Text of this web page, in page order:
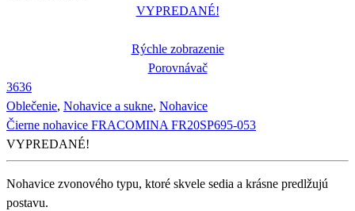
VYPREDANÉ!
Rýchle zobrazenie
Porovnávač
3636
Oblečenie, Nohavice a sukne, Nohavice
Čierne nohavice FRACOMINA FR20SP695-053
VYPREDANÉ!
Nohavice zvonového typu, ktoré skvele sedia a krásne predlžujú
postavu.